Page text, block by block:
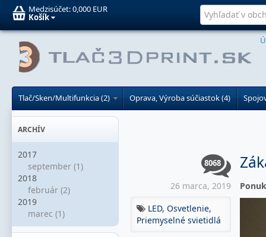
Medzisúčet:0,000 EUR
Košík
Tlač/Sken/Multifunkcia (2) Oprava, Výroba súčiastok (4)
ARCHÍV
2017
september (1)
2018
február (2)
2019
marec (1)
8068
26 marca, 2019
LED, Osvetlenie,
Priemyselné svietidlá